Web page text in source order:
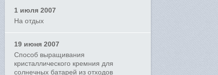
1 июля 2007
На отдых
19 июня 2007
Способ выращивания
кристаллического кремния для
солнечных батарей из отходов